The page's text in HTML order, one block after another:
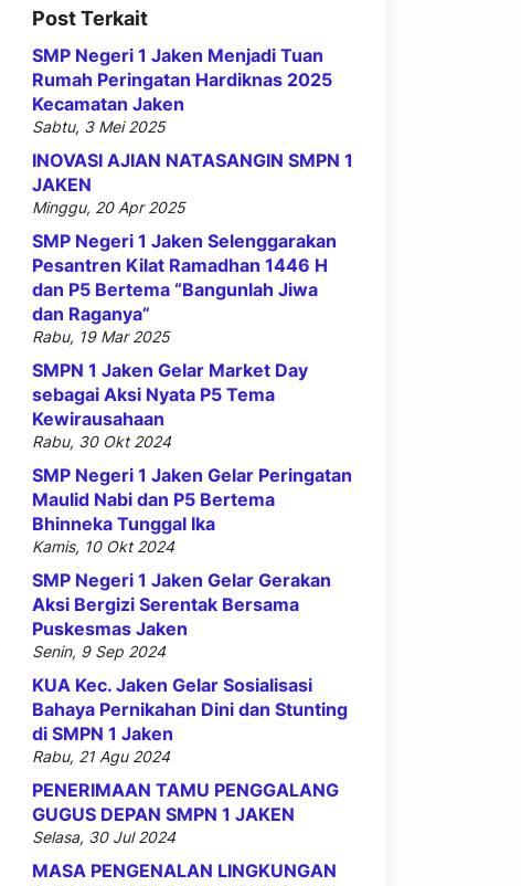
Post Terkait
SMP Negeri 1 Jaken Menjadi Tuan
Rumah Peringatan Hardiknas 2025
Kecamatan Jaken
Sabtu, 3 Mei 2025
INOVASI AJIAN NATASANGIN SMPN 1
JAKEN
Minggu, 20 Apr 2025
SMP Negeri 1 Jaken Selenggarakan
Pesantren Kilat Ramadhan 1446 H
dan P5 Bertema “Bangunlah Jiwa
dan Raganya”
Rabu, 19 Mar 2025
SMPN 1 Jaken Gelar Market Day
sebagai Aksi Nyata P5 Tema
Kewirausahaan
Rabu, 30 Okt 2024
SMP Negeri 1 Jaken Gelar Peringatan
Maulid Nabi dan P5 Bertema
Bhinneka Tunggal Ika
Kamis, 10 Okt 2024
SMP Negeri 1 Jaken Gelar Gerakan
Aksi Bergizi Serentak Bersama
Puskesmas Jaken
Senin, 9 Sep 2024
KUA Kec. Jaken Gelar Sosialisasi
Bahaya Pernikahan Dini dan Stunting
di SMPN 1 Jaken
Rabu, 21 Agu 2024
PENERIMAAN TAMU PENGGALANG
GUGUS DEPAN SMPN 1 JAKEN
Selasa, 30 Jul 2024
MASA PENGENALAN LINGKUNGAN